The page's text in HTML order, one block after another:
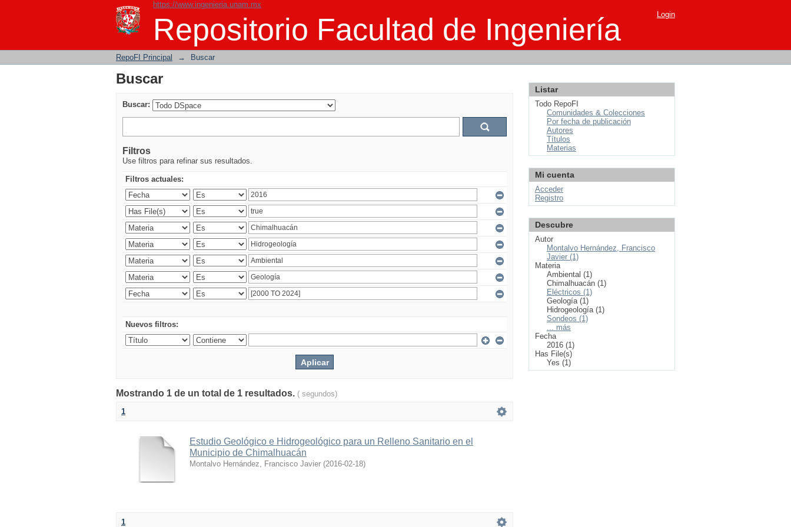
https://www.ingenieria.unam.mx
Repositorio Facultad de Ingeniería
Buscar Login
RepoFI Principal → Buscar
Buscar
Buscar:
Filtros
Use filtros para refinar sus resultados.
Filtros actuales:
Nuevos filtros:
Mostrando 1 de un total de 1 resultados. ( segundos)
1
Estudio Geológico e Hidrogeológico para un Relleno Sanitario en el
Municipio de Chimalhuacán
Montalvo Hernández, Francisco Javier (2016-02-18)
1
Listar
Todo RepoFI
Comunidades & Colecciones
Por fecha de publicación
Autores
Títulos
Materias
Mi cuenta
Acceder
Registro
Descubre
Autor
Montalvo Hernández, Francisco
Javier (1)
Materia
Ambiental (1)
Chimalhuacán (1)
Eléctricos (1)
Geología (1)
Hidrogeología (1)
Sondeos (1)
... más
Fecha
2016 (1)
Has File(s)
Yes (1)